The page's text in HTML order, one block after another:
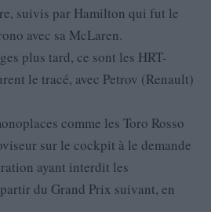
suivis par Hamilton qui fut le
avec sa McLaren.
plus tard, ce sont les HRT-
le tracé, avec Petrov (Renault)
comme les Toro Rosso
sur le cockpit à le demande
ayant interdit les
du Grand Prix suivant, en